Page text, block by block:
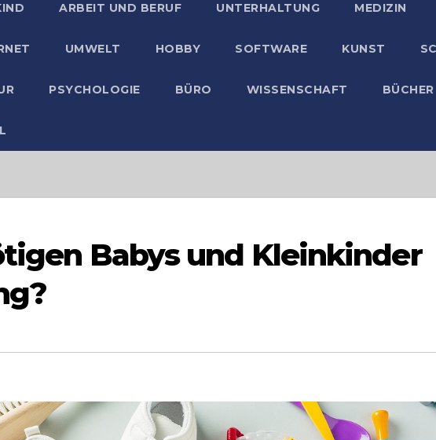
ARBEIT UND BERUF UNTERHALTUNG MEDIZIN
UMWELT HOBBY SOFTWARE KUNST
PSYCHOLOGIE BÜRO WISSENSCHAFT BÜCHER
Babys und Kleinkinder